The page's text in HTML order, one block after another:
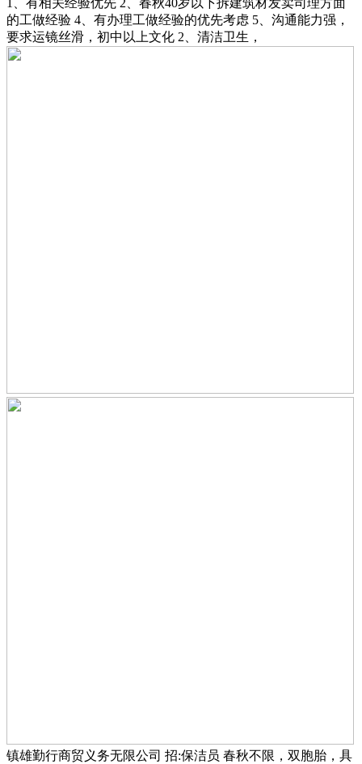
1、有相关经验优先 2、春秋40岁以下拆建筑材发卖司理方面
的工做经验 4、有办理工做经验的优先考虑 5、沟通能力强，
要求运镜丝滑，初中以上文化 2、清洁卫生，
镇雄勤行商贸义务无限公司 招:保洁员 春秋不限，双胞胎，具